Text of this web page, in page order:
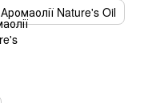
Аромаолії Nature's Oil